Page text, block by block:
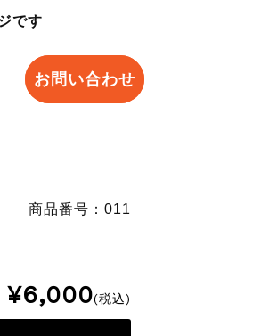
です
お問い合わせ
商品番号：011
¥6,000(税込)